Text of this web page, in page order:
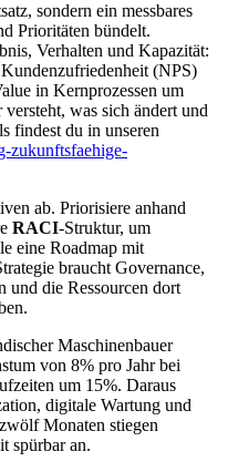
sondern ein messbares
Prioritäten bündelt.
Verhalten und Kapazität:
(NPS)
in Kernprozessen um
was sich ändert und
findest du in unseren
zukunftsfaehige-
ab. Priorisiere anhand
RACI-Struktur, um
eine Roadmap mit
braucht Governance,
und die Ressourcen dort
Maschinenbauer
von 8% pro Jahr bei
um 15%. Daraus
digitale Wartung und
Monaten stiegen
spürbar an.